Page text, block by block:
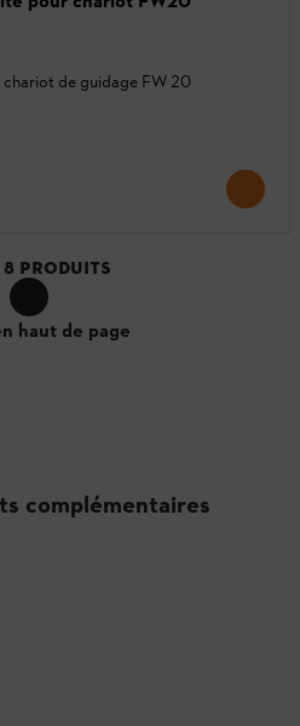
de guidage FW 20
8 PRODUITS
haut de page
complémentaires